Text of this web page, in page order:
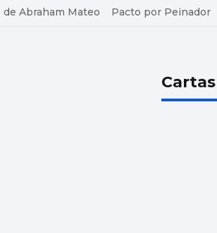
Abraham Mateo Pacto por Peinador